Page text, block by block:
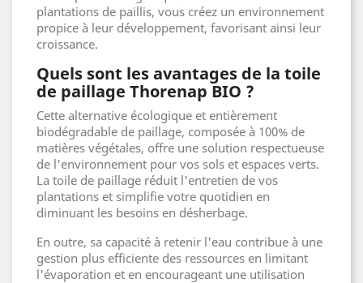
plantations de paillis, vous créez un environnement
propice à leur développement, favorisant ainsi leur
croissance.
Quels sont les avantages de la toile
de paillage Thorenap BIO ?
Cette alternative écologique et entièrement
biodégradable de paillage, composée à 100% de
matières végétales, offre une solution respectueuse
de l'environnement pour vos sols et espaces verts.
La toile de paillage réduit l'entretien de vos
plantations et simplifie votre quotidien en
diminuant les besoins en désherbage.
En outre, sa capacité à retenir l'eau contribue à une
gestion plus efficiente des ressources en limitant
l'évaporation et en encourageant une utilisation